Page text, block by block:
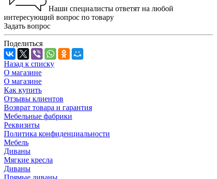
Наши специалисты ответят на любой
интересующий вопрос по товару
Задать вопрос
Поделиться
Назад к списку
О магазине
О магазине
Как купить
Отзывы клиентов
Возврат товара и гарантия
Мебельные фабрики
Реквизиты
Политика конфиденциальности
Мебель
Диваны
Мягкие кресла
Диваны